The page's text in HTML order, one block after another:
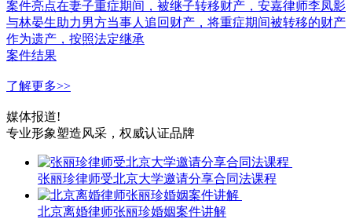
案件亮点在妻子重症期间，被继子转移财产，安嘉律师李凤影
与林晏生助力男方当事人追回财产，将重症期间被转移的财产
作为遗产，按照法定继承
案件结果
了解更多>>
媒体报道!
专业形象塑造风采，权威认证品牌
张丽珍律师受北京大学邀请分享合同法课程
北京离婚律师张丽珍婚姻案件讲解